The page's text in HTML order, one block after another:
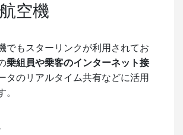
空機
でもスターリンクが利用されてお
乗組員や乗客のインターネット接
タのリアルタイム共有などに活用
。